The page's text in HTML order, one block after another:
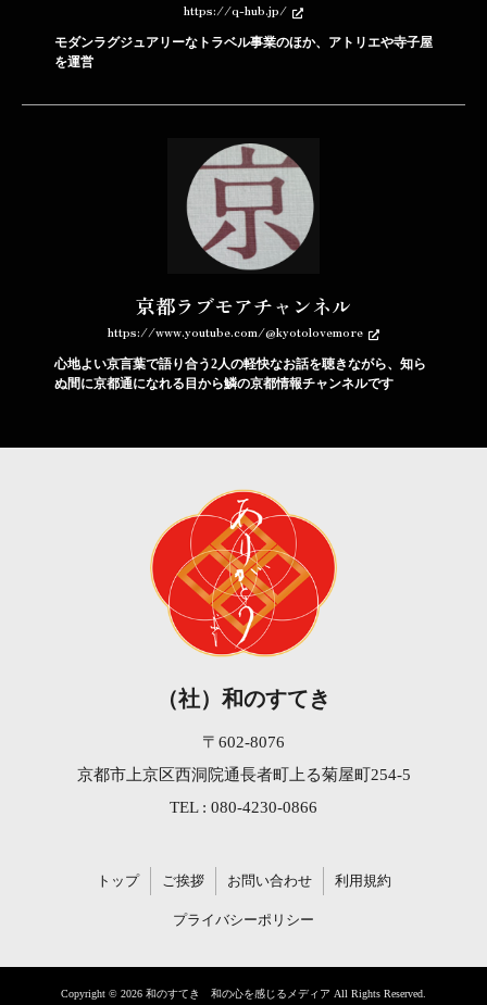
https://q-hub.jp/
モダンラグジュアリーなトラベル事業のほか、アトリエや寺子屋
を運営
京都ラブモアチャンネル
https://www.youtube.com/@kyotolovemore
心地よい京言葉で語り合う2人の軽快なお話を聴きながら、知ら
ぬ間に京都通になれる目から鱗の京都情報チャンネルです
（社）和のすてき
〒602-8076
京都市上京区西洞院通長者町上る菊屋町254-5
TEL : 080-4230-0866
トップ ご挨拶 お問い合わせ 利用規約
プライバシーポリシー
Copyright © 2026 和のすてき 和の心を感じるメディア All Rights Reserved.